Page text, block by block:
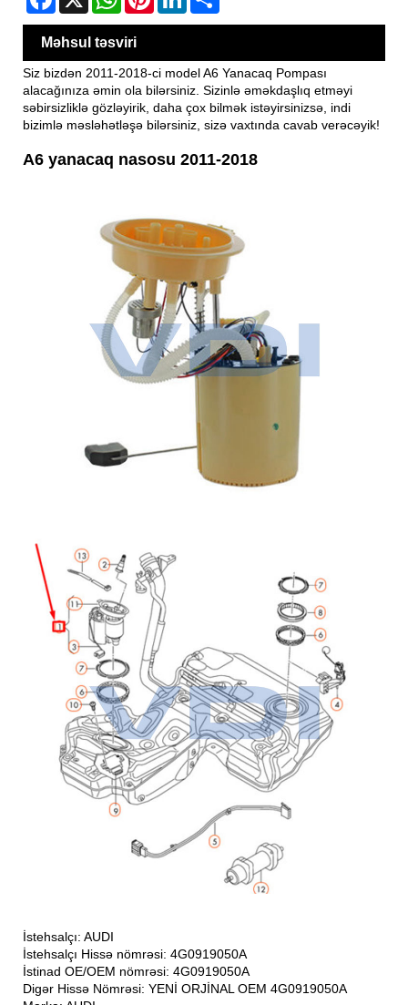
Məhsul təsviri
Siz bizdən 2011-2018-ci model A6 Yanacaq Pompası
alacağınıza əmin ola bilərsiniz. Sizinlə əməkdaşlıq etməyi
səbirsizliklə gözləyirik, daha çox bilmək istəyirsinizsə, indi
bizimlə məsləhətləşə bilərsiniz, sizə vaxtında cavab verəcəyik!
A6 yanacaq nasosu 2011-2018
İstehsalçı: AUDI
İstehsalçı Hissə nömrəsi: 4G0919050A
İstinad OE/OEM nömrəsi: 4G0919050A
Digər Hissə Nömrəsi: YENİ ORJİNAL OEM 4G0919050A